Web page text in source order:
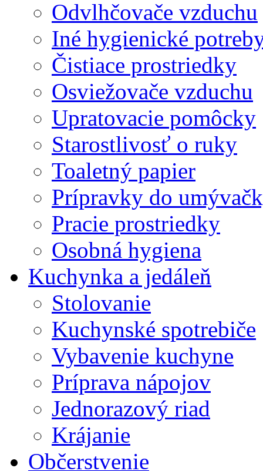
Odvlhčovače vzduchu
Iné hygienické
Čistiace prostriedky
Osviežovače vzduchu
Upratovacie pomôcky
Starostlivosť o ruky
Toaletný papier
Prípravky do
Pracie prostriedky
Osobná hygiena
Kuchynka a jedáleň
Stolovanie
Kuchynské spotrebiče
Vybavenie kuchyne
Príprava nápojov
Jednorazový riad
Krájanie
Občerstvenie